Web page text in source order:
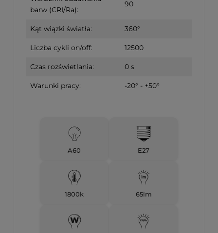
barw (CRI/Ra):
90
Kąt wiązki światła: 360°
Liczba cykli on/off: 12500
Czas rozświetlania: 0 s
Warunki pracy: -20° - +50°
A60 E27
1800k 65lm